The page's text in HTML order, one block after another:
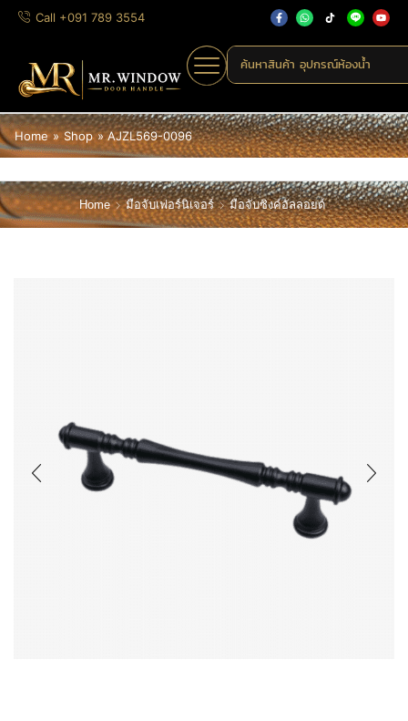
Call +091 789 3554
ค้นหาสินค้า อุปกรณ์ห้องน้ำ
Home»Shop»AJZL569-0096
Home มือจับเฟอร์นิเจอร์ มือจับซิงค์อัลลอยด์